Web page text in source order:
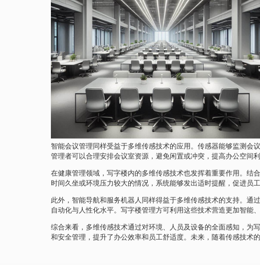
智能会议管理同样受益于多维传感技术的应用。传感器能够监测会
管理者可以合理安排会议室资源，避免闲置或冲突，提高办公空间
在健康管理领域，写字楼内的多维传感技术也发挥着重要作用。结
时间久坐或环境压力较大的情况，系统能够发出适时提醒，促进员
此外，智能导航和服务机器人同样得益于多维传感技术的支持。通
自动化与人性化水平。写字楼管理方可利用这些技术营造更加智能
综合来看，多维传感技术通过对环境、人员及设备的全面感知，为
和安全管理，提升了办公效率和员工舒适度。未来，随着传感技术